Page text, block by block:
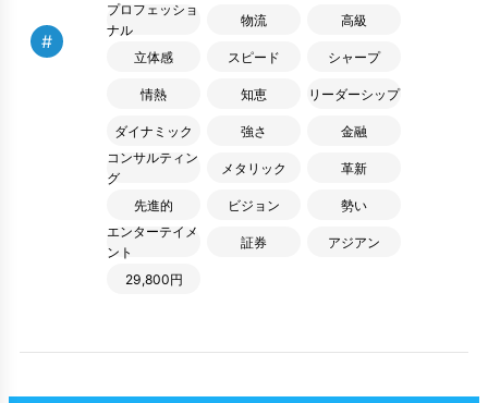
#
プロフェッショ
ナル
物流 高級
立体感 スピード シャープ
情熱 知恵 リーダーシップ
ダイナミック 強さ
金融
コンサルティン
グ
メタリック 革新
先進的 ビジョン
勢い
エンターテイメ
ント
証券 アジアン
29,800円